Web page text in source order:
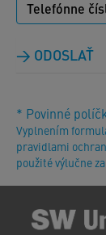
ODOSLAŤ
* Povinné
Vyplnením
pravidlami
použité výlučne